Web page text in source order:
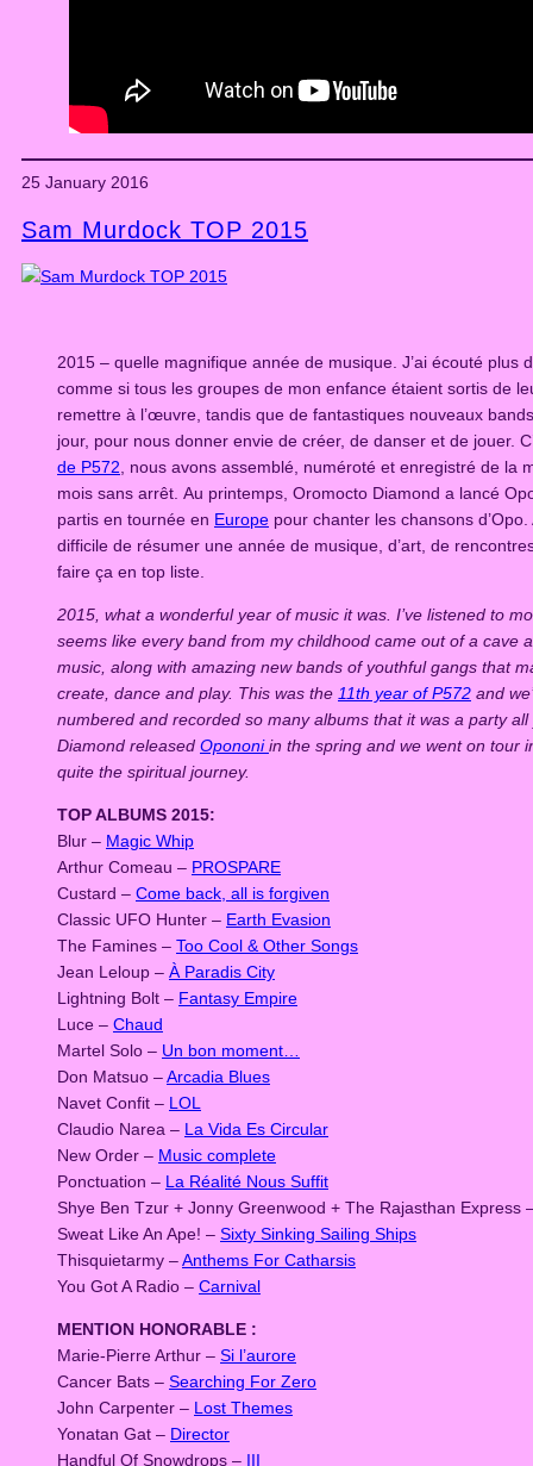
25 January 2016
Sam Murdock TOP 2015
2015 – quelle magnifique année de musique. J’ai écouté plus
comme si tous les groupes de mon enfance étaient sortis de
remettre à l’œuvre, tandis que de fantastiques nouveaux
jour, pour nous donner envie de créer, de danser et de jouer.
de P572, nous avons assemblé, numéroté et enregistré de la
mois sans arrêt. Au printemps, Oromocto Diamond a lancé
partis en tournée en Europe pour chanter les chansons d’Opo.
difficile de résumer une année de musique, d’art, de
faire ça en top liste.
2015, what a wonderful year of music it was. I’ve listened to
seems like every band from my childhood came out of a cave
music, along with amazing new bands of youthful gangs that
create, dance and play. This was the 11th year of P572 and
numbered and recorded so many albums that it was a party
Diamond released Opononiin the spring and we went on tour
quite the spiritual journey.
TOP ALBUMS 2015:
Blur – Magic Whip
Arthur Comeau – PROSPARE
Custard – Come back, all is forgiven
Classic UFO Hunter – Earth Evasion
The Famines – Too Cool & Other Songs
Jean Leloup – À Paradis City
Lightning Bolt – Fantasy Empire
Luce – Chaud
Martel Solo – Un bon moment…
Don Matsuo –Arcadia Blues
Navet Confit – LOL
Claudio Narea – La Vida Es Circular
New Order – Music complete
Ponctuation – La Réalité Nous Suffit
Shye Ben Tzur + Jonny Greenwood + The Rajasthan Express
Sweat Like An Ape! – Sixty Sinking Sailing Ships
Thisquietarmy –Anthems For Catharsis
You Got A Radio – Carnival
MENTION HONORABLE :
Marie-Pierre Arthur – Si l’aurore
Cancer Bats – Searching For Zero
John Carpenter – Lost Themes
Yonatan Gat – Director
Handful Of Snowdrops – III